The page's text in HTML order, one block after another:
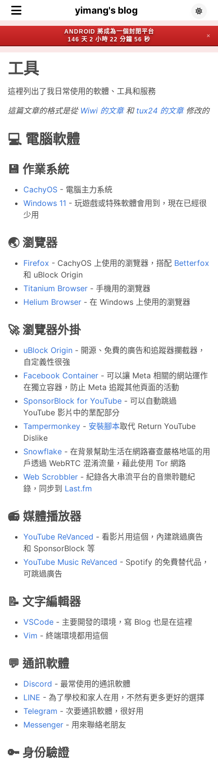
yimang's blog
ANDROID 將成為一個封閉平台
146 天 2 小時 22 分鐘 55 秒
✕
工具
這裡列出了我日常使用的軟體、工具和服務
這篇文章的格式是從 Wiwi 的文章和 tux24 的文章修改的
💻 電腦軟體
💾 作業系統
CachyOS - 電腦主力系統
Windows 11 - 玩遊戲或特殊軟體會用到，現在已經很
少用
🌏 瀏覽器
Firefox - CachyOS 上使用的瀏覽器，搭配 Betterfox
和 uBlock Origin
Titanium Browser - 手機用的瀏覽器
Helium Browser - 在 Windows 上使用的瀏覽器
🚀 瀏覽器外掛
uBlock Origin - 開源、免費的廣告和追蹤器攔截器，
自定義性很強
Facebook Container - 可以讓 Meta 相關的網站運作
在獨立容器，防止 Meta 追蹤其他頁面的活動
SponsorBlock for YouTube - 可以自動跳過
YouTube 影片中的業配部分
Tampermonkey - 安裝腳本取代 Return YouTube
Dislike
Snowflake - 在背景幫助生活在網路審查嚴格地區的用
戶透過 WebRTC 混淆流量，藉此使用 Tor 網路
Web Scrobbler - 紀錄各大串流平台的音樂聆聽紀
錄，同步到 Last.fm
📻 媒體播放器
YouTube ReVanced - 看影片用這個，內建跳過廣告
和 SponsorBlock 等
YouTube Music ReVanced - Spotify 的免費替代品，
可跳過廣告
📝 文字編輯器
VSCode - 主要開發的環境，寫 Blog 也是在這裡
Vim - 終端環境都用這個
💬 通訊軟體
Discord - 最常使用的通訊軟體
LINE - 為了學校和家人在用，不然有更多更好的選擇
Telegram - 次要通訊軟體，很好用
Messenger - 用來聯絡老朋友
🔑 身份驗證